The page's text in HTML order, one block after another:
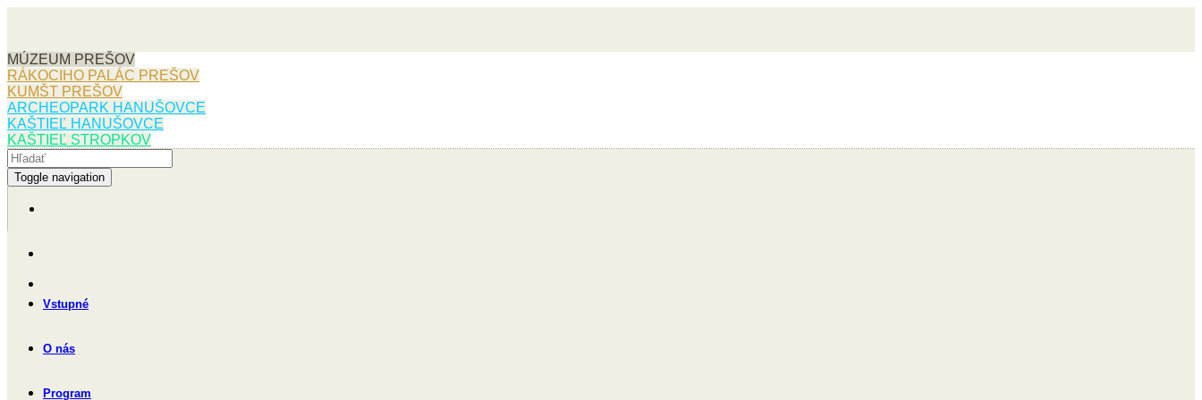
MÚZEUM PREŠOV
RÁKOCIHO PALÁC PREŠOV
KUMŠT PREŠOV
ARCHEOPARK HANUŠOVCE
KAŠTIEĽ HANUŠOVCE
KAŠTIEĽ STROPKOV
Toggle navigation
Vstupné
O nás
Program